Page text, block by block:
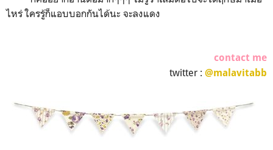
ไหร่ ใครรู้ก็แอบบอกกันได้นะ จะลงแดง
contact me
twitter : @malavitabb